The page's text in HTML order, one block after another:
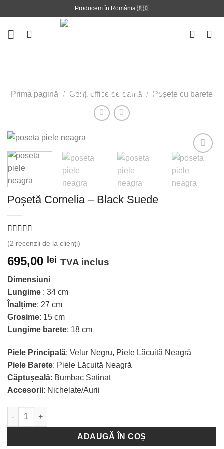
to
content
Producem în România 🇷🇴
Prima pagină / Genți office de damă / Poșete cu barete
Adauga la
lista
Poșetă Cornelia – Black Suede
Evaluat la
5.00din 5
pe baza a
2
evaluări de
(2 recenzii de la clienți)
695,00 lei TVA inclus
Dimensiuni
Lungime : 34 cm
Înalțime: 27 cm
Grosime: 15 cm
Lungime barete: 18 cm
Piele Principală: Velur Negru, Piele Lăcuită Neagră
Piele Barete: Piele Lăcuită Neagră
Căptușeală: Bumbac Satinat
Accesorii: Nichelate/Aurii
Cantitate Poșetă Cornelia - Black Suede
ADAUGĂ ÎN COȘ